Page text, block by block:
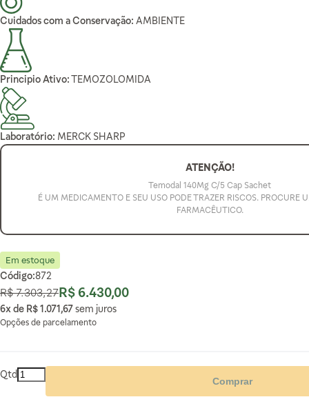
Cuidados com a Conservação: AMBIENTE
Principio Ativo:TEMOZOLOMIDA
Laboratório: MERCK SHARP
ATENÇÃO!
Temodal 140Mg C/5 Cap Sachet
É UM MEDICAMENTO E SEU USO PODE TRAZER RISCOS. PROCURE
FARMACÊUTICO.
Em estoque
Código:872
Preço Especial
R$ 6.430,00
Preço Normal
R$ 7.303,27
6x de R$ 1.071,67sem juros
Opções de parcelamento
Qtd
Comprar